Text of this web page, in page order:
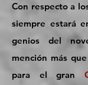
Con respecto a
siempre estará
genios del
mención más
para el gran